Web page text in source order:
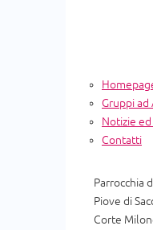
Gruppi ad
Notizie
Contatti
Parrocchia
Piove di
Corte